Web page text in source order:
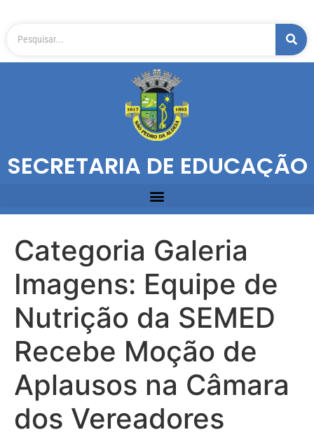
SECRETARIA DE EDUCAÇÃO
Categoria Galeria
Imagens: Equipe de
Nutrição da SEMED
Recebe Moção de
Aplausos na Câmara
dos Vereadores